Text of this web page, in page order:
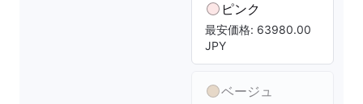
ピンク
最安価格: 63980.00
JPY
ベージュ